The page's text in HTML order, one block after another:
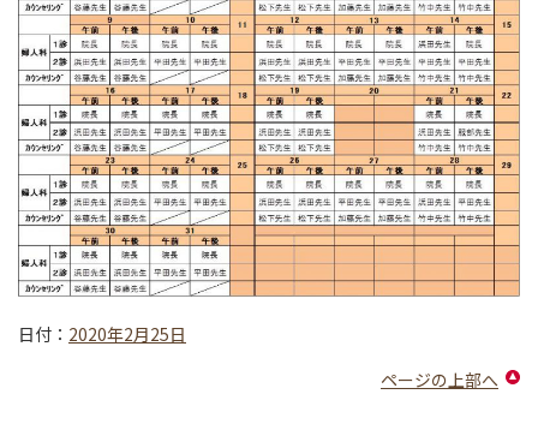
日付： 2020年2月25日
ページの上部へ